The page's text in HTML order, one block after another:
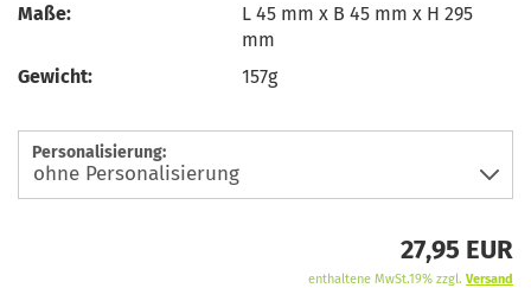
Maße:
L 45 mm x B 45 mm x H 295
mm
Gewicht:
157g
Personalisierung:
27,95 EUR
enthaltene MwSt.19% zzgl. Versand